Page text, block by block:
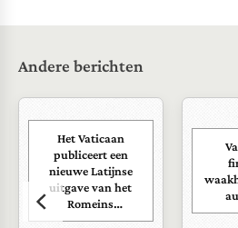
Andere berichten
Het Vaticaan
publiceert een
nieuwe Latijnse
uitgave van het
Romeins
martyrologium